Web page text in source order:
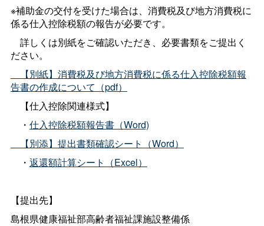
※補助金の交付を受けた場合は、消費税及び地方消費税に
係る仕入控除税額の報告が必要です。
詳しくは別紙をご確認いただき、必要書類をご提出く
ださい。
【別紙】消費税及び地方消費税に係る仕入控除税額報
告書の作成について（pdf）
【仕入控除関連様式】
・ 仕入控除税額報告書（Word)
【別添】提出書類確認シート（Word）
・ 返還額計算シート（Excel）
【提出先】
島根県健康福祉部高齢者福祉課施設整備係